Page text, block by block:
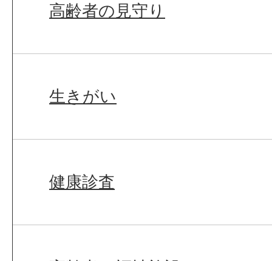
高齢者の見守り
生きがい
健康診査